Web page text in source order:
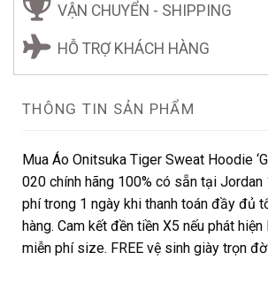
VẬN CHUYỂN - SHIPPING
HỖ TRỢ KHÁCH HÀNG
THÔNG TIN SẢN PHẨM
Mua Áo Onitsuka Tiger Sweat Hoodie
020 chính hãng 100% có sẵn tại Jordan
phí trong 1 ngày khi thanh toán đầy đủ
hàng. Cam kết đền tiền X5 nếu phát
miễn phí size. FREE vệ sinh giày trọn